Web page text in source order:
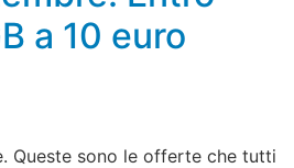
a 10 euro
Queste sono le offerte che tutti